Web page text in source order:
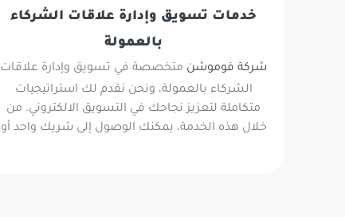
خدمات تسويق وإدارة علاقات الشركاء
بالعمولة
شركة فوموشن متخصصة في تسويق وإدارة علاقات
الشركاء بالعمولة، ونحن نقدم لك استراتيجيات
متكاملة لتعزيز نجاحك في التسويق الالكتروني. من
خلال هذه الخدمة، يمكنك الوصول إلى شريك واحد أو